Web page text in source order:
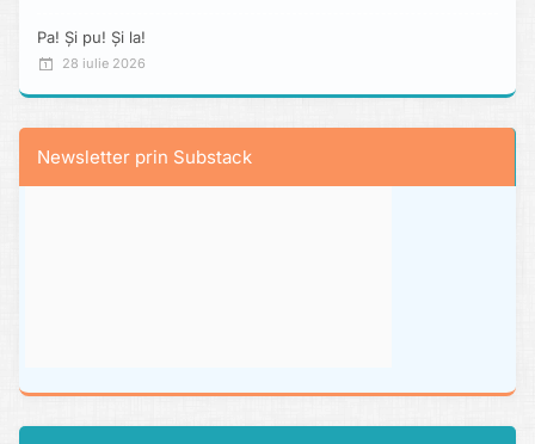
Pa! Și pu! Și la!
28 iulie 2026
Newsletter prin Substack